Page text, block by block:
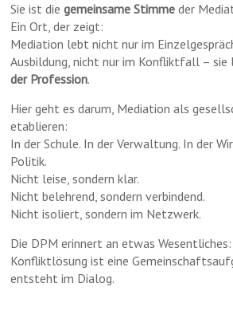
Sie ist diegemeinsame Stimme der
Ein Ort, der zeigt:
Mediation lebt nicht nur im
Ausbildung, nicht nur im Konfliktfall – sie
der Profession.
Hier geht es darum, Mediation als
etablieren:
In der Schule. In der Verwaltung. In der
Politik.
Nicht leise, sondern klar.
Nicht belehrend, sondern verbindend.
Nicht isoliert, sondern im Netzwerk.
Die DPM erinnert an etwas Wesentliches:
Konfliktlösung ist eine
entsteht im Dialog.